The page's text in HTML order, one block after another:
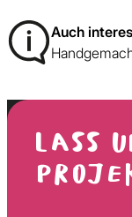
Auch
LASS